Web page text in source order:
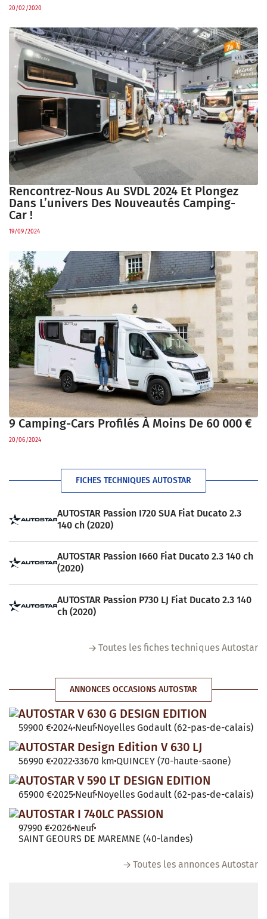
20/02/2020
Rencontrez-Nous Au SVDL 2024 Et Plongez
Dans L’univers Des Nouveautés Camping-
Car !
19/09/2024
9 Camping-Cars Profilés À Moins De 60 000 €
20/06/2024
FICHES TECHNIQUES AUTOSTAR
AUTOSTAR Passion I720 SUA Fiat Ducato 2.3
140 ch (2020)
AUTOSTAR Passion I660 Fiat Ducato 2.3 140 ch
(2020)
AUTOSTAR Passion P730 LJ Fiat Ducato 2.3 140
ch (2020)
Toutes les fiches techniques Autostar
ANNONCES OCCASIONS AUTOSTAR
AUTOSTAR V 630 G DESIGN EDITION
59900 €2024 Neuf Noyelles Godault (62-pas-de-calais)
AUTOSTAR Design Edition V 630 LJ
56990 €2022 33670 km QUINCEY (70-haute-saone)
AUTOSTAR V 590 LT DESIGN EDITION
65900 €2025 Neuf Noyelles Godault (62-pas-de-calais)
AUTOSTAR I 740LC PASSION
97990 €2026 Neuf
SAINT GEOURS DE MAREMNE (40-landes)
Toutes les annonces Autostar